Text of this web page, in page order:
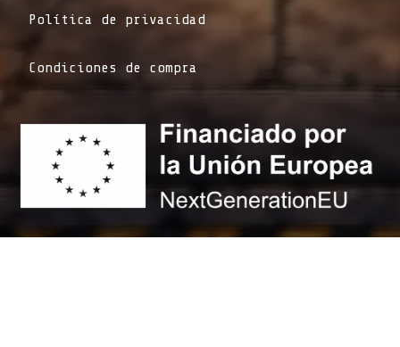
Política de privacidad
Condiciones de compra